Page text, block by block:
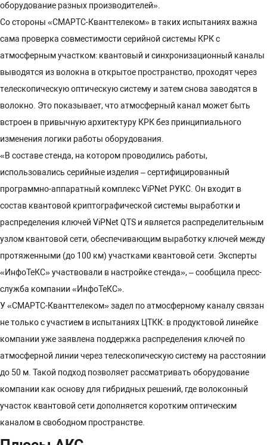
оборудование разных производителей».
Со стороны «СМАРТС-Кванттелеком» в таких испытаниях важна
сама проверка совместимости серийной системы КРК с
атмосферным участком: квантовый и синхронизационный каналы
выводятся из волокна в открытое пространство, проходят через
телескопическую оптическую систему и затем снова заводятся в
волокно. Это показывает, что атмосферный канал может быть
встроен в привычную архитектуру КРК без принципиального
изменения логики работы оборудования.
«В составе стенда, на котором проводились работы,
использовались серийные изделия – сертифицированный
программно-аппаратный комплекс ViPNet РУКС. Он входит в
состав квантовой криптографической системы выработки и
распределения ключей ViPNet QTS и является распределительным
узлом квантовой сети, обеспечивающим выработку ключей между
протяженными (до 100 км) участками квантовой сети. Эксперты
«ИнфоТеКС» участвовали в настройке стенда», – сообщила пресс-
служба компании «ИнфоТеКС».
У «СМАРТС-Кванттелеком» задел по атмосферному каналу связан
не только с участием в испытаниях ЦТКК: в продуктовой линейке
компании уже заявлена поддержка распределения ключей по
атмосферной линии через телескопическую систему на расстоянии
до 50 м. Такой подход позволяет рассматривать оборудование
компании как основу для гибридных решений, где волоконный
участок квантовой сети дополняется коротким оптическим
каналом в свободном пространстве.